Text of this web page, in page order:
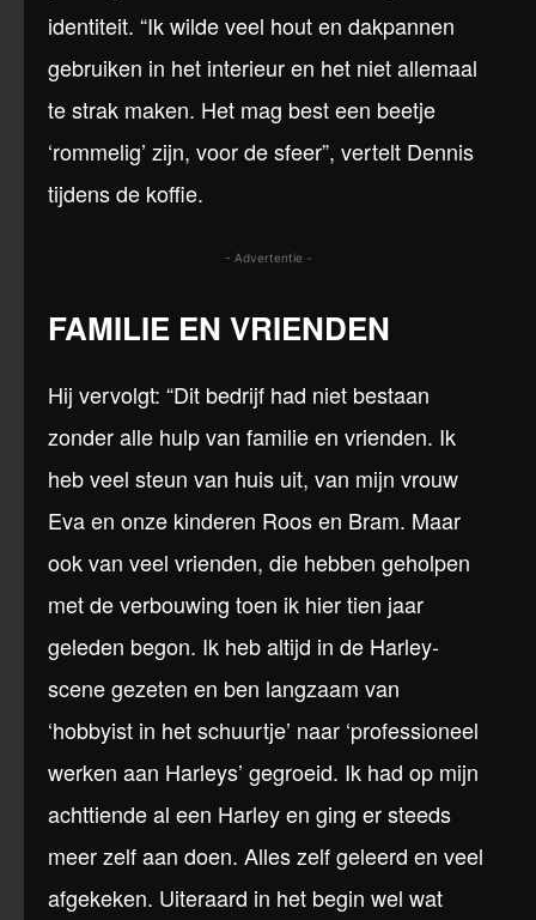
identiteit. “Ik wilde veel hout en dakpannen
gebruiken in het interieur en het niet allemaal
te strak maken. Het mag best een beetje
‘rommelig’ zijn, voor de sfeer”, vertelt Dennis
tijdens de koffie.
- Advertentie -
FAMILIE EN VRIENDEN
Hij vervolgt: “Dit bedrijf had niet bestaan
zonder alle hulp van familie en vrienden. Ik
heb veel steun van huis uit, van mijn vrouw
Eva en onze kinderen Roos en Bram. Maar
ook van veel vrienden, die hebben geholpen
met de verbouwing toen ik hier tien jaar
geleden begon. Ik heb altijd in de Harley-
scene gezeten en ben langzaam van
‘hobbyist in het schuurtje’ naar ‘professioneel
werken aan Harleys’ gegroeid. Ik had op mijn
achttiende al een Harley en ging er steeds
meer zelf aan doen. Alles zelf geleerd en veel
afgekeken. Uiteraard in het begin wel wat